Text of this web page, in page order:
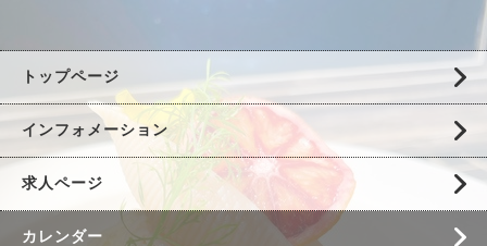
トップページ
インフォメーション
求人ページ
カレンダー